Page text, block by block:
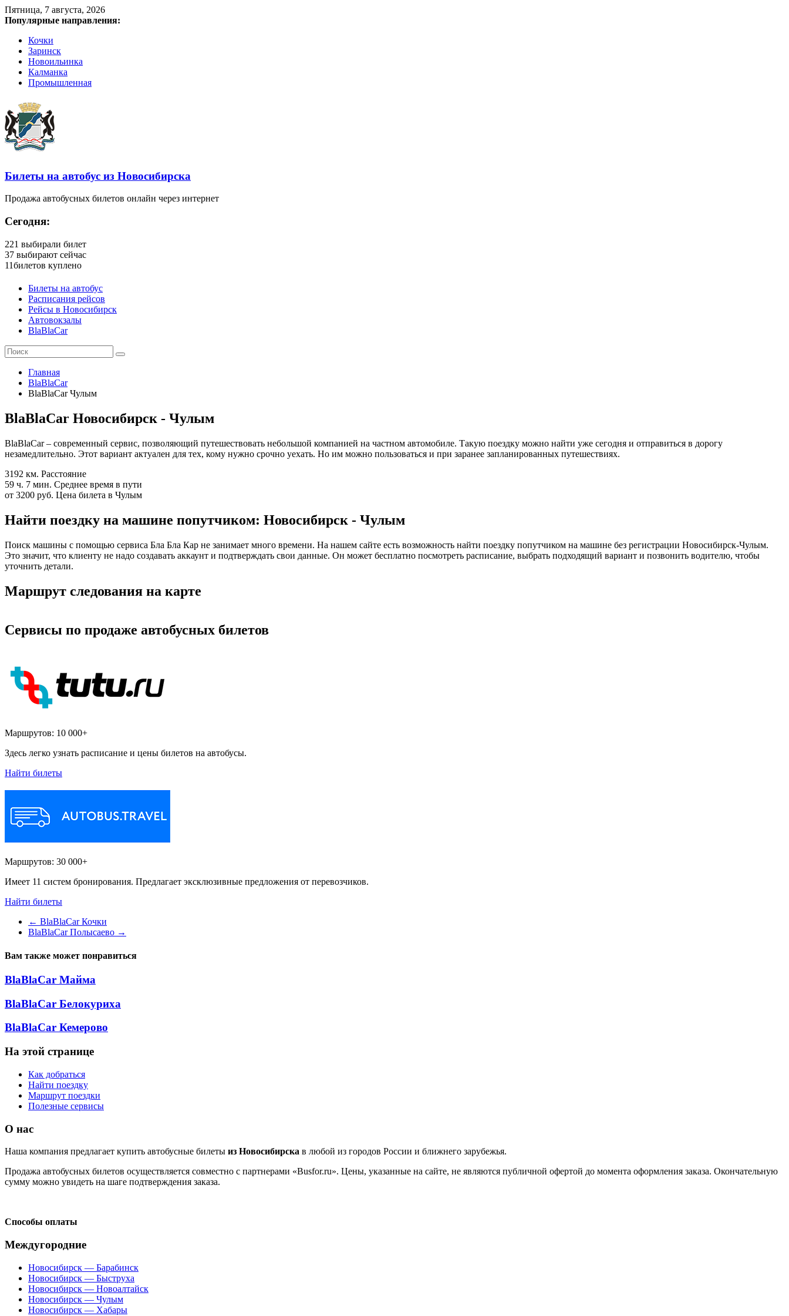
Пятница, 7 августа, 2026
Популярные направления:
Кочки
Заринск
Новоильинка
Калманка
Промышленная
Билеты на автобус из Новосибирска
Продажа автобусных билетов онлайн через интернет
Сегодня:
221 выбирали билет
37 выбирают сейчас
11билетов куплено
Билеты на автобус
Расписания рейсов
Рейсы в Новосибирск
Автовокзалы
BlaBlaCar
Главная
BlaBlaCar
BlaBlaCar Чулым
BlaBlaCar Новосибирск - Чулым
BlaBlaCar – современный сервис, позволяющий путешествовать небольшой компанией на частном автомобиле. Такую поездку можно найти уже сегодня и отправиться в дорогу
незамедлительно. Этот вариант актуален для тех, кому нужно срочно уехать. Но им можно пользоваться и при заранее запланированных путешествиях.
3192 км. Расстояние
59 ч. 7 мин. Среднее время в пути
от 3200 руб. Цена билета в Чулым
Найти поездку на машине попутчиком: Новосибирск - Чулым
Поиск машины с помощью сервиса Бла Бла Кар не занимает много времени. На нашем сайте есть возможность найти поездку попутчиком на машине без регистрации Новосибирск-Чулым.
Это значит, что клиенту не надо создавать аккаунт и подтверждать свои данные. Он может бесплатно посмотреть расписание, выбрать подходящий вариант и позвонить водителю, чтобы
уточнить детали.
Маршрут следования на карте
Сервисы по продаже автобусных билетов
Маршрутов: 10 000+
Здесь легко узнать расписание и цены билетов на автобусы.
Найти билеты
Маршрутов: 30 000+
Имеет 11 систем бронирования. Предлагает эксклюзивные предложения от перевозчиков.
Найти билеты
← BlaBlaCar Кочки
BlaBlaCar Полысаево →
Вам также может понравиться
BlaBlaCar Майма
BlaBlaCar Белокуриха
BlaBlaCar Кемерово
На этой странице
Как добраться
Найти поездку
Маршрут поездки
Полезные сервисы
О нас
Наша компания предлагает купить автобусные билеты из Новосибирска в любой из городов России и ближнего зарубежья.
Продажа автобусных билетов осуществляется совместно с партнерами «Busfor.ru». Цены, указанные на сайте, не являются публичной офертой до момента оформления заказа. Окончательную
сумму можно увидеть на шаге подтверждения заказа.
Способы оплаты
Междугородние
Новосибирск — Барабинск
Новосибирск — Быструха
Новосибирск — Новоалтайск
Новосибирск — Чулым
Новосибирск — Хабары